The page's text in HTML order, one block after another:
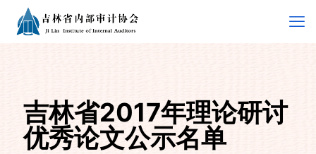
吉林省2017年理论研讨
优秀论文公示名单